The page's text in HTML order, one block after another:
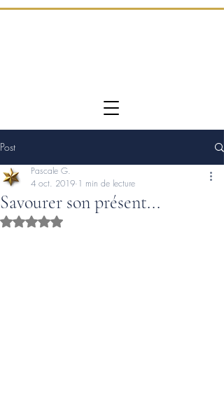
Post
Savourer son présent...
Pascale G.
4 oct. 2019 1 min de lecture
Noté NaN étoiles sur 5.